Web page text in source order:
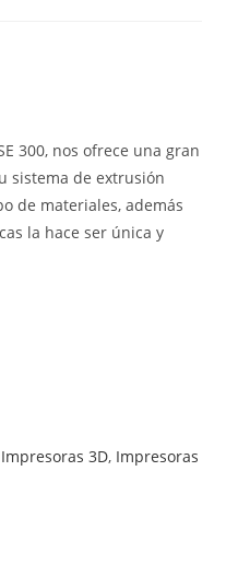
300, nos ofrece una gran
sistema de extrusión
de materiales, además
la hace ser única y
Impresoras 3D, Impresoras